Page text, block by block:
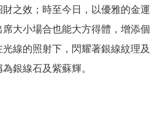
之效；時至今日，以優雅的金運
大小場合也能大方得體，增添個
線的照射下，閃耀著銀線紋理及
銀線石及紫蘇輝。